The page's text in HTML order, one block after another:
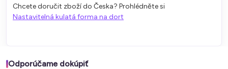
Chcete doručit zboží do Česka? Prohlédněte si
Nastavitelná kulatá forma na dort
Odporúčame dokúpiť